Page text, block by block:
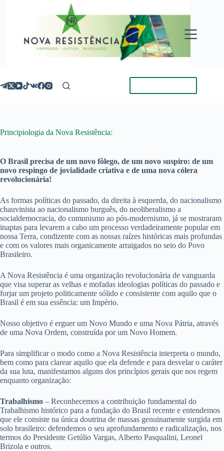
Principiologia da Nova Resistência:
O Brasil precisa de um novo fôlego, de um novo suspiro: de um
novo respingo de jovialidade criativa e de uma nova cólera
revolucionária!
As formas políticas do passado, da direita à esquerda, do nacionalismo
chauvinista ao nacionalismo burguês, do neoliberalismo a
socialdemocracia, do comunismo ao pós-modernismo, já se mostraram
inaptas para levarem a cabo um processo verdadeiramente popular em
nossa Terra, condizente com as nossas raízes históricas mais profundas
e com os valores mais organicamente arraigados no seio do Povo
Brasileiro.
A Nova Resistência é uma organização revolucionária de vanguarda
que visa superar as velhas e mofadas ideologias políticas do passado e
forjar um projeto politicamente sólido e consistente com aquilo que o
Brasil é em sua essência: um Império.
Nosso objetivo é erguer um Novo Mundo e uma Nova Pátria, através
de uma Nova Ordem, construída por um Novo Homem.
Para simplificar o modo como a Nova Resistência interpreta o mundo,
bem como para clarear aquilo que ela defende e para desvelar o caráter
da sua luta, manifestamos alguns dos princípios gerais que nos regem
enquanto organização:
Trabalhismo – Reconhecemos a contribuição fundamental do
Trabalhismo histórico para a fundação do Brasil recente e entendemos
que ele consiste na única doutrina de massas genuinamente surgida em
solo brasileiro: defendemos o seu aprofundamento e radicalização, nos
termos do Presidente Getúlio Vargas, Alberto Pasqualini, Leonel
Brizola e outros.